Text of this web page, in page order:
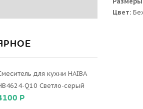
Цвет:
для кухни HAIBA
Q10 Светло-серый
Р